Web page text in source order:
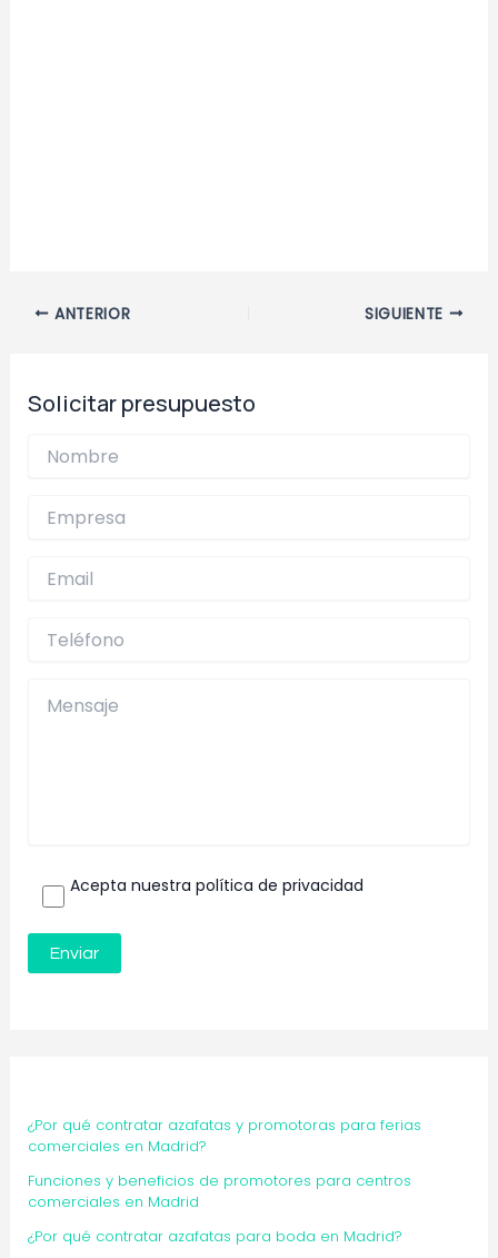
Navegación
ANTERIOR SIGUIENTE
Solicitar presupuesto
Acepta nuestra política de privacidad
¿Por qué contratar azafatas y promotoras para ferias
comerciales en Madrid?
Funciones y beneficios de promotores para centros
comerciales en Madrid
¿Por qué contratar azafatas para boda en Madrid?